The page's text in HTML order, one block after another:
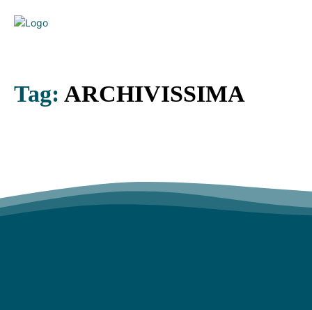
Tag: ARCHIVISSIMA